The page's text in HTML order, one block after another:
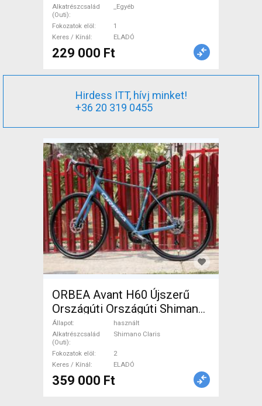
Alkatrészcsalád
(Outi)
_Egyéb
Fokozatok elöl
1
Keres / Kínál
ELADÓ
229 000 Ft
Hirdess ITT, hívj minket!
+36 20 319 0455
ORBEA Avant H60 Újszerű
Országúti Országúti Shimano
Claris tárcsafék használt
ELADÓ
Állapot
használt
Alkatrészcsalád
(Outi)
Shimano Claris
Fokozatok elöl
2
Keres / Kínál
ELADÓ
359 000 Ft